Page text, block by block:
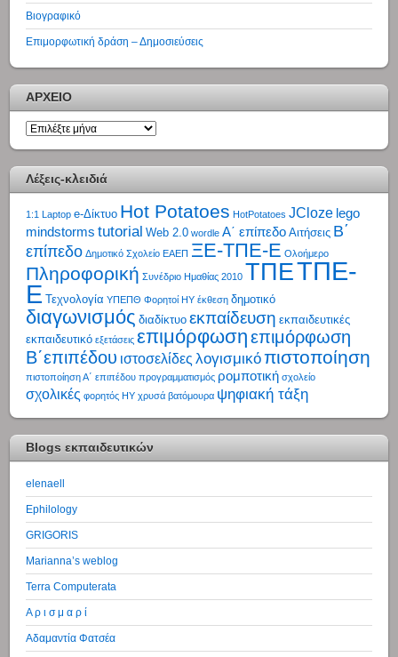
Βιογραφικό
Επιμορφωτική δράση – Δημοσιεύσεις
ΑΡΧΕΙΟ
ΑΡΧΕΙΟ
Λέξεις-κλειδιά
1:1 Laptop e-Δίκτυο Hot Potatoes HotPotatoes JCloze lego
mindstorms tutorial Web 2.0 wordle Α΄ επίπεδο Αιτήσεις Β΄
επίπεδο Δημοτικό Σχολείο ΕΑΕΠ ΞΕ-ΤΠΕ-Ε Ολοήμερο
Πληροφορική Συνέδριο Ημαθίας 2010 ΤΠΕΤΠΕ-
Ε Τεχνολογία ΥΠΕΠΘ Φορητοί ΗΥ έκθεση δημοτικό
διαγωνισμός διαδίκτυο εκπαίδευση εκπαιδευτικές
εκπαιδευτικό εξετάσεις επιμόρφωσηεπιμόρφωση
Β΄επιπέδου ιστοσελίδες λογισμικόπιστοποίηση
πιστοποίηση Α΄ επιπέδου προγραμματισμός ρομποτική σχολείο
σχολικές φορητός ΗΥ χρυσά βατόμουρα ψηφιακή τάξη
Blogs εκπαιδευτικών
elenaell
Ephilology
GRIGORIS
Marianna’s weblog
Terra Computerata
Α ρ ι σ μ α ρ ί
Αδαμαντία Φατσέα